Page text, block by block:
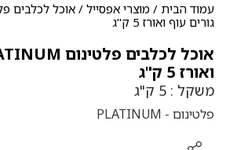
עמוד הבית / מוצרי אפסייל
גורים עוף ואורז 5 ק"ג
ואורז 5 ק"ג
משקל : 5 ק"ג
פלטינום - PLATINUM